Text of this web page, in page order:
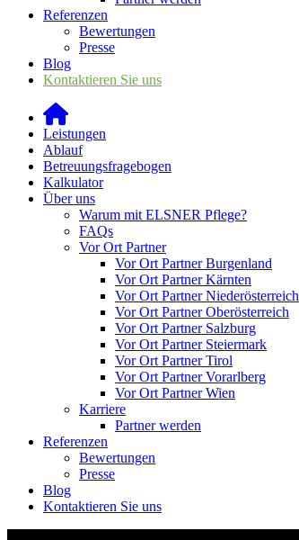
Referenzen
Bewertungen
Presse
Blog
Kontaktieren Sie uns
Leistungen
Ablauf
Betreuungsfragebogen
Kalkulator
Über uns
Warum mit ELSNER Pflege?
FAQs
Vor Ort Partner
Vor Ort Partner Burgenland
Vor Ort Partner Kärnten
Vor Ort Partner Niederösterreich
Vor Ort Partner Oberösterreich
Vor Ort Partner Salzburg
Vor Ort Partner Steiermark
Vor Ort Partner Tirol
Vor Ort Partner Vorarlberg
Vor Ort Partner Wien
Karriere
Partner werden
Referenzen
Bewertungen
Presse
Blog
Kontaktieren Sie uns